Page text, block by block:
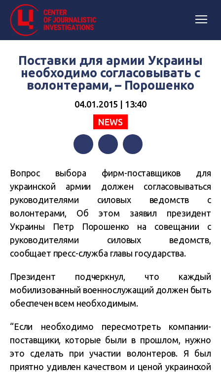
Поставки для армии Украины
необходимо согласовывать с
волонтерами, – Порошенко
04.01.2015 | 13:40
NEWS
Вопрос выбора фирм-поставщиков для
украинской армии должен согласовываться
руководителями силовых ведомств с
волонтерами, Об этом заявил президент
Украины Петр Порошенко на совещании с
руководителями силовых ведомств,
сообщает пресс-служба главы государства.
Президент подчеркнул, что каждый
мобилизованный военнослужащий должен быть
обеспечен всем необходимым.
“Если необходимо пересмотреть компании-
поставщики, которые были в прошлом, нужно
это сделать при участии волонтеров. Я был
приятно удивлен качеством и ценой украинской